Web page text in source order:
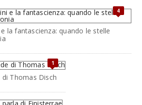
4
la fantascienza: quando le stelle
1
Thomas Disch